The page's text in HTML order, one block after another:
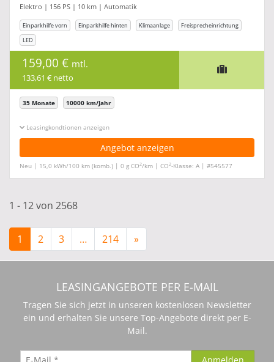
Elektro | 156 PS | 10 km | Automatik
Einparkhilfe vorn Einparkhilfe hinten Klimaanlage
Freisprecheinrichtung
LED
159,00 € mtl.
133,61 € netto
35 Monate 10000 km/Jahr
Leasingkonditionen ein-/ausblenden
Angebot anzeigen
Neu | 15,0 kWh/100 km (komb.) | 0 g CO2/km | CO2-Klasse: A | #545577
1 - 12 von 2568
1 2 3 … 214 »
LEASINGANGEBOTE PER E-MAIL
Tragen Sie sich jetzt in unseren kostenlosen Newsletter
ein und erhalten Sie unsere Top-Angebote direkt per E-
Mail.